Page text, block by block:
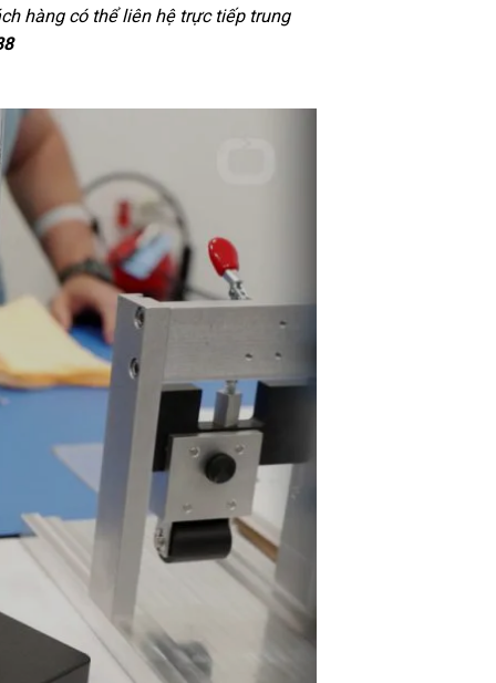
hàng có thể liên hệ trực tiếp trung